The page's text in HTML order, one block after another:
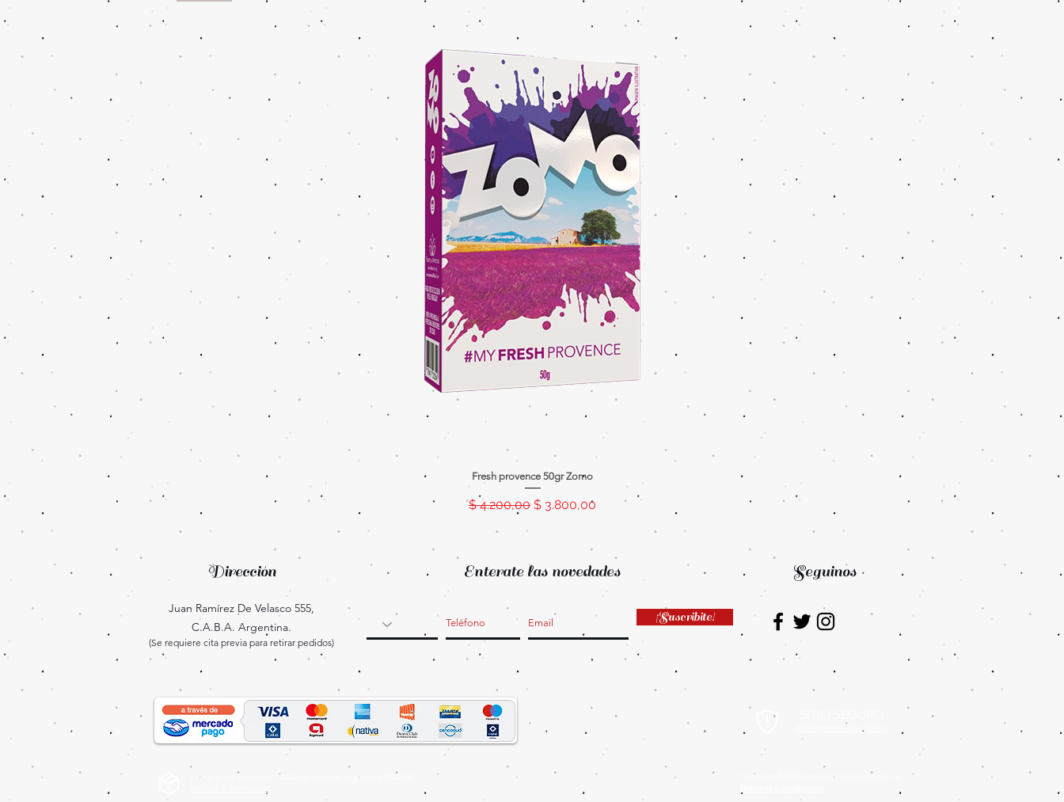
Fresh provence 50gr Zomo
Precio
$ 4.200,00 Precio de oferta
$ 3.800,00
Dirección
Juan Ramírez De Velasco 555,
C.A.B.A. Argentina.
(Se requiere cita previa para retirar pedidos)
¡Suscribite!
Enterate las novedades Seguinos
Protegemos tus datos
Envíos gratis dentro de CABA por compras mayores a $300.000.-
Copyright © 2018 detabacosynarguilas.com.ar